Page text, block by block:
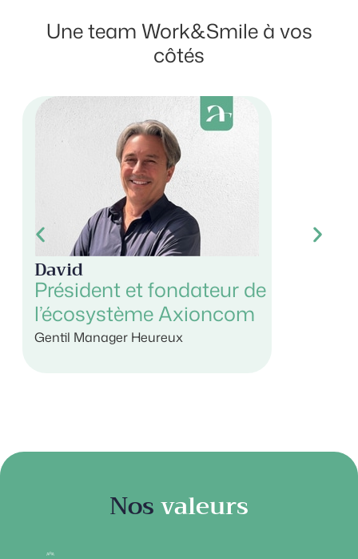
Une team Work&Smile à vos
côtés
David
Président et fondateur de
l’écosystème Axioncom
Gentil Manager Heureux
Nosvaleurs